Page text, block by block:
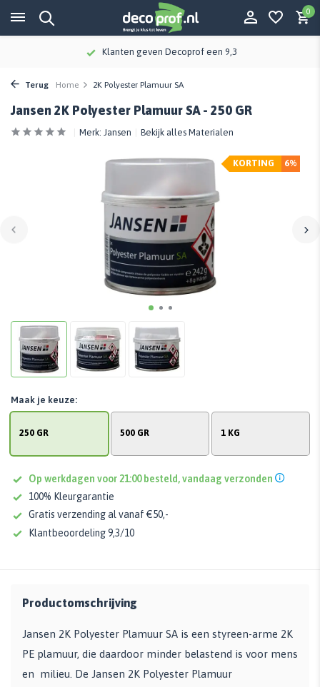
0
Klanten geven Decoprof een 9,3
Terug Home 2K Polyester Plamuur SA
Jansen 2K Polyester Plamuur SA - 250 GR
Merk: Jansen Bekijk alles Materialen
6%
KORTING
250 GR 500 GR 1 KG
Maak je keuze:
Op werkdagen voor 21:00 besteld, vandaag verzonden
100% Kleurgarantie
Gratis verzending al vanaf €50,-
Klantbeoordeling 9,3/10
Productomschrijving
Jansen 2K Polyester Plamuur SA is een styreen-arme 2K
PE plamuur, die daardoor minder belastend is voor mens
en milieu. De Jansen 2K Polyester Plamuur